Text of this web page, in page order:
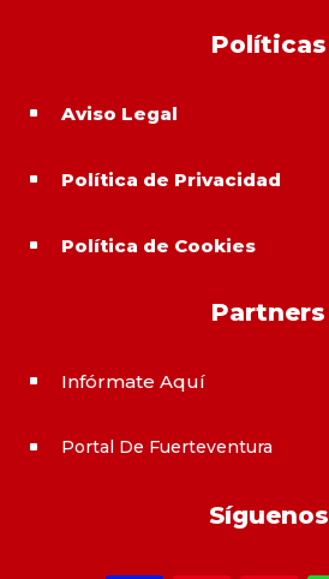
Políticas
^ Aviso Legal
^ Política de Privacidad
^ Política de Cookies
Partners
^ Infórmate Aquí
^ Portal De Fuerteventura
Síguenos